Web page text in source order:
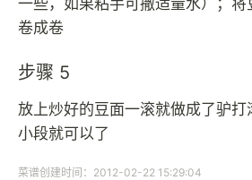
卷成卷
步骤 5
放上炒好的豆面一滚就做成了驴
小段就可以了
菜谱创建时间：2012-02-22 15:29:04